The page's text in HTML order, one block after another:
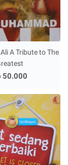
A Tribute to The
50.000